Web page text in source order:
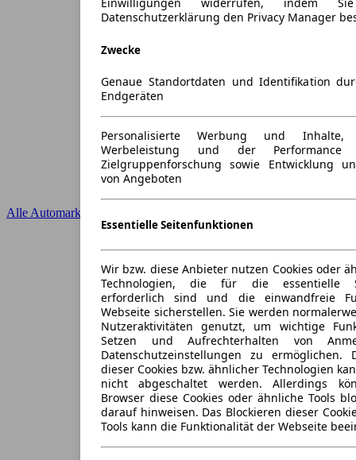
Einwilligungen widerrufen, indem
Datenschutzerklärung den Privacy Manager
Zwecke
Genaue Standortdaten und Identifikation
Endgeräten
Personalisierte Werbung und Inhalte,
Werbeleistung und der
Zielgruppenforschung sowie Entwicklung
von Angeboten
Essentielle Seitenfunktionen
Wir bzw. diese Anbieter nutzen Cookies oder
Technologien, die für die essentielle
erforderlich sind und die einwandfreie
Webseite sicherstellen. Sie werden
Nutzeraktivitäten genutzt, um wichtige
Setzen und Aufrechterhalten von
Datenschutzeinstellungen zu ermöglichen.
dieser Cookies bzw. ähnlicher Technologien
nicht abgeschaltet werden. Allerdings
Browser diese Cookies oder ähnliche Tools
darauf hinweisen. Das Blockieren dieser
Tools kann die Funktionalität der Webseite
Alle Automarken